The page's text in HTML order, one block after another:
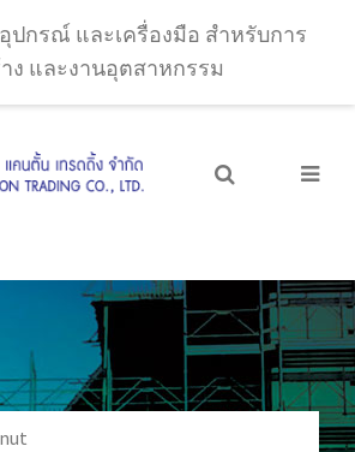
ปกรณ์ และเครื่องมือ สำหรับการ
ง และงานอุตสาหกรรม